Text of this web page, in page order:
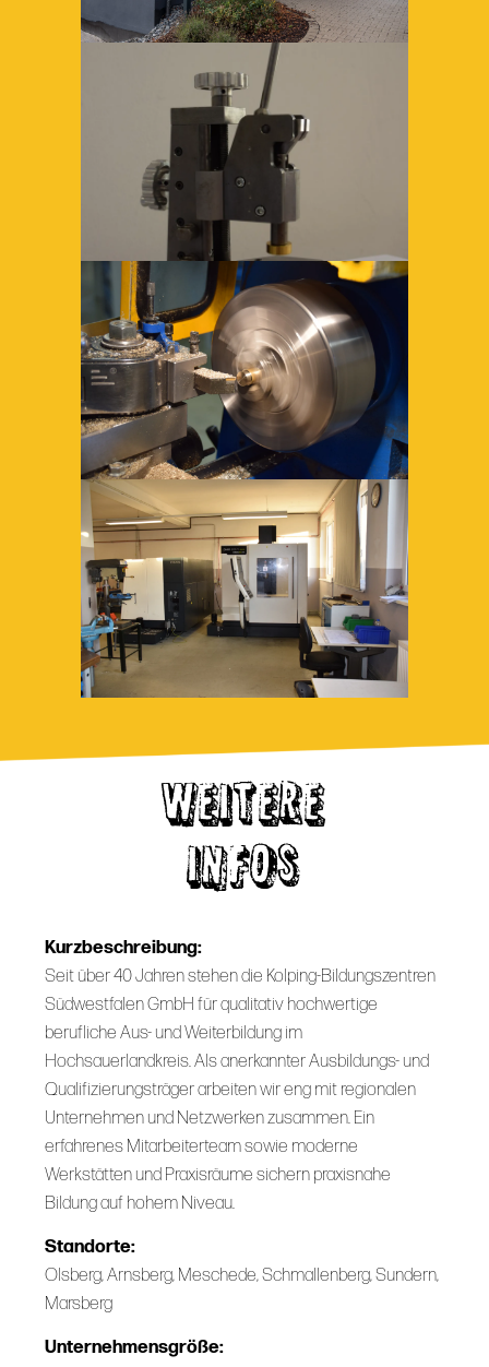
WEITERE
INFOS
Kurzbeschreibung:
Seit über 40 Jahren stehen die Kolping-Bildungszentren
Südwestfalen GmbH für qualitativ hochwertige
berufliche Aus- und Weiterbildung im
Hochsauerlandkreis. Als anerkannter Ausbildungs- und
Qualifizierungsträger arbeiten wir eng mit regionalen
Unternehmen und Netzwerken zusammen. Ein
erfahrenes Mitarbeiterteam sowie moderne
Werkstätten und Praxisräume sichern praxisnahe
Bildung auf hohem Niveau.
Standorte:
Olsberg, Arnsberg, Meschede, Schmallenberg, Sundern,
Marsberg
Unternehmensgröße: